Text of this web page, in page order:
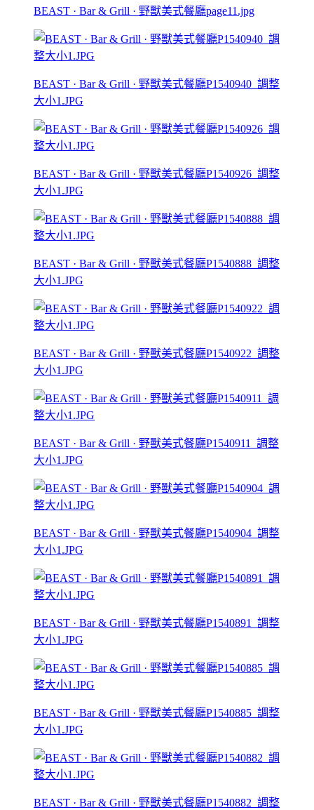
BEAST · Bar & Grill · 野獸美式餐廳page11.jpg
BEAST · Bar & Grill · 野獸美式餐廳P1540940_調整
大小1.JPG
BEAST · Bar & Grill · 野獸美式餐廳P1540926_調整
大小1.JPG
BEAST · Bar & Grill · 野獸美式餐廳P1540888_調整
大小1.JPG
BEAST · Bar & Grill · 野獸美式餐廳P1540922_調整
大小1.JPG
BEAST · Bar & Grill · 野獸美式餐廳P1540911_調整
大小1.JPG
BEAST · Bar & Grill · 野獸美式餐廳P1540904_調整
大小1.JPG
BEAST · Bar & Grill · 野獸美式餐廳P1540891_調整
大小1.JPG
BEAST · Bar & Grill · 野獸美式餐廳P1540885_調整
大小1.JPG
BEAST · Bar & Grill · 野獸美式餐廳P1540882_調整